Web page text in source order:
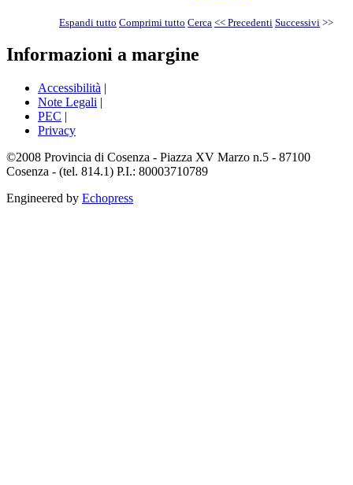
Espandi tutto Comprimi tutto Cerca << Precedenti Successivi >>
Informazioni a margine
Accessibilità |
Note Legali |
PEC |
Privacy
©2008 Provincia di Cosenza - Piazza XV Marzo n.5 - 87100
Cosenza - (tel. 814.1) P.I.: 80003710789
Engineered by Echopress